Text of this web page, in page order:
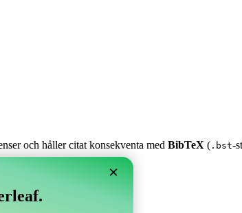
och håller citat konsekventa med BibTeX ( .bst-
×